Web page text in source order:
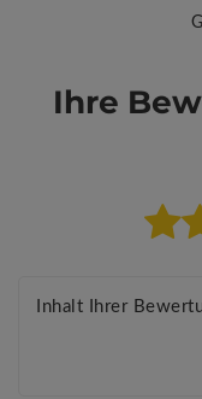
Ihre
Inhalt Ihrer